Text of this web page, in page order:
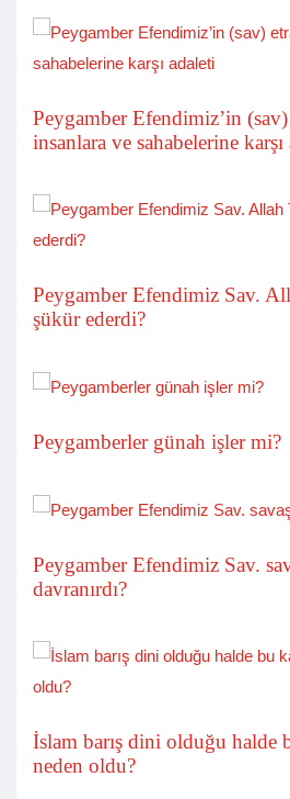
Peygamber Efendimiz’in
insanlara ve sahabelerine karşı
Peygamber Efendimiz Sav.
şükür ederdi?
Peygamberler günah işler mi?
Peygamber Efendimiz Sav.
davranırdı?
İslam barış dini olduğu halde
neden oldu?